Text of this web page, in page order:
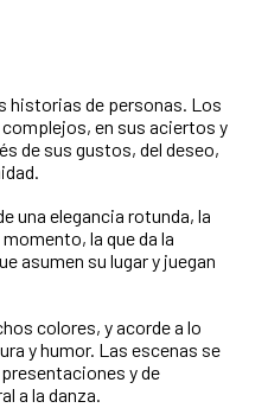
historias de personas. Los
en sus aciertos y
de sus gustos, del deseo,
una elegancia rotunda, la
la que da la
asumen su lugar y juegan
colores, y acorde a lo
y humor. Las escenas se
y de
a la danza.